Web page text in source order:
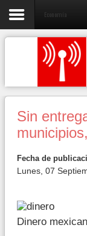
Economía
Sin
Fecha de
Lunes, 07
Dinero